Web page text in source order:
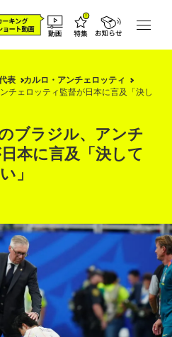
表
カルロ・アンチェロッティ
チェロッティ監督が日本に言及「決し
ブラジル、アンチ
本に言及「決して
」